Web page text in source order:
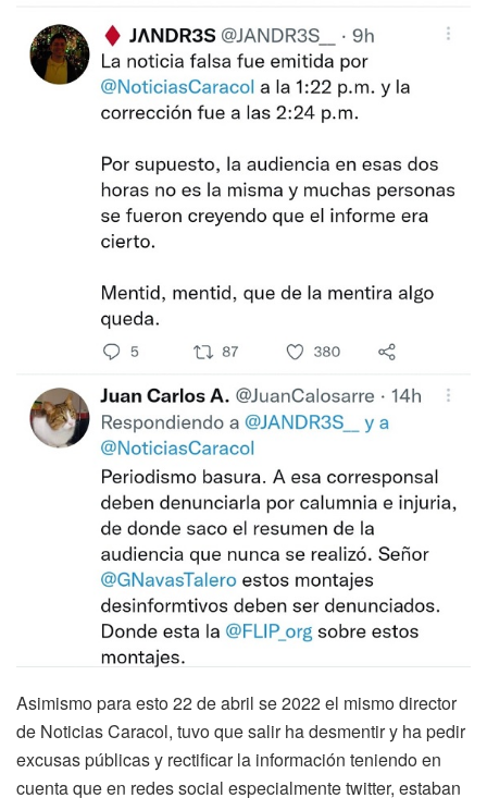
Asimismo para esto 22 de abril se 2022 el mismo director
de Noticias Caracol, tuvo que salir ha desmentir y ha pedir
excusas públicas y rectificar la información teniendo en
cuenta que en redes social especialmente twitter, estaban